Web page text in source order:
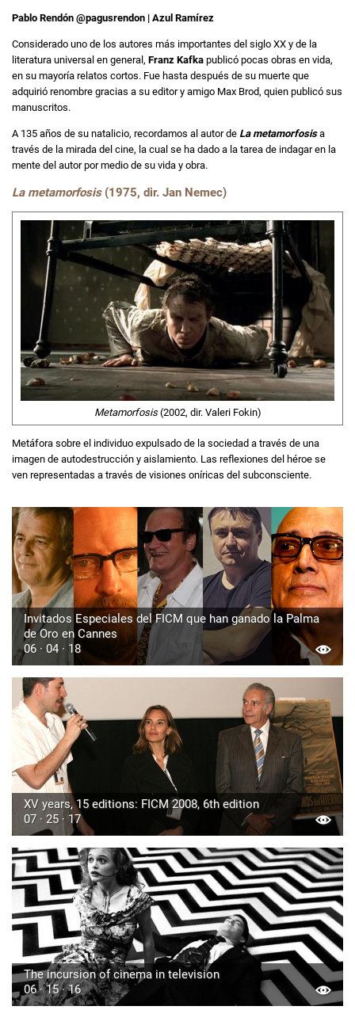
Pablo Rendón @pagusrendon | Azul Ramírez
Considerado uno de los autores más importantes del siglo XX y de la
literatura universal en general, Franz Kafka publicó pocas obras en vida,
en su mayoría relatos cortos. Fue hasta después de su muerte que
adquirió renombre gracias a su editor y amigo Max Brod, quien publicó sus
manuscritos.
A 135 años de su natalicio, recordamos al autor de La metamorfosisa
través de la mirada del cine, la cual se ha dado a la tarea de indagar en la
mente del autor por medio de su vida y obra.
La metamorfosis(1975, dir. Jan Nemec)
Metamorfosis(2002, dir. Valeri Fokin)
Metáfora sobre el individuo expulsado de la sociedad a través de una
imagen de autodestrucción y aislamiento. Las reflexiones del héroe se
ven representadas a través de visiones oníricas del subconsciente.
Invitados Especiales del FICM que han ganado la Palma
de Oro en Cannes
06 · 04 · 18
XV years, 15 editions: FICM 2008, 6th edition
07 · 25 · 17
The incursion of cinema in television
06 · 15 · 16